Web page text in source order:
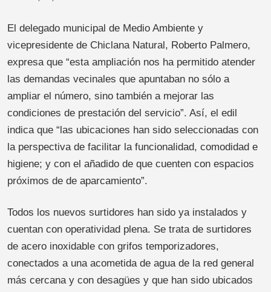
El delegado municipal de Medio Ambiente y
vicepresidente de Chiclana Natural, Roberto Palmero,
expresa que “esta ampliación nos ha permitido atender
las demandas vecinales que apuntaban no sólo a
ampliar el número, sino también a mejorar las
condiciones de prestación del servicio”. Así, el edil
indica que “las ubicaciones han sido seleccionadas con
la perspectiva de facilitar la funcionalidad, comodidad e
higiene; y con el añadido de que cuenten con espacios
próximos de de aparcamiento”.
Todos los nuevos surtidores han sido ya instalados y
cuentan con operatividad plena. Se trata de surtidores
de acero inoxidable con grifos temporizadores,
conectados a una acometida de agua de la red general
más cercana y con desagües y que han sido ubicados